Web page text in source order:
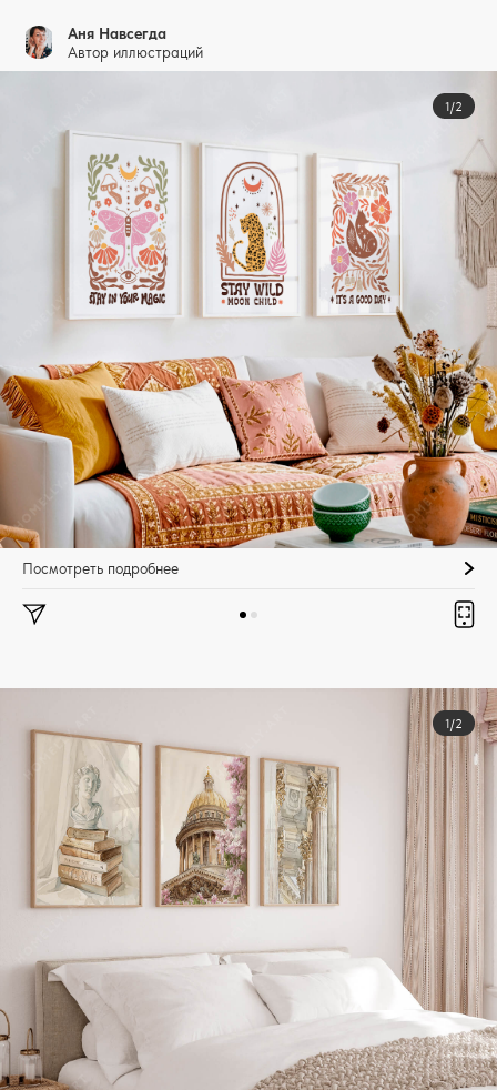
Аня Навсегда
Автор иллюстраций
1/2
Посмотреть подробнее
1/2